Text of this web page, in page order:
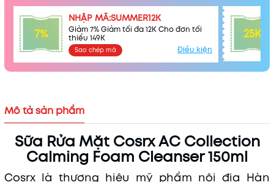
7%
NHẬP MÃ:SUMMER12K
Giảm 7% Giảm tối đa 12K Cho đơn tối
thiểu 149K
Sao chép mã Điều kiện
25K
Mã khuyến mãi:
Mô tả sản phẩm
Sữa Rửa Mặt Cosrx AC Collection
Calming Foam Cleanser 150ml
Cosrx là thương hiệu mỹ phẩm nội địa Hàn